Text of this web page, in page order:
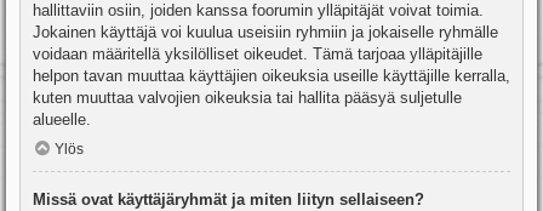
hallittaviin osiin, joiden kanssa foorumin ylläpitäjät voivat toimia.
Jokainen käyttäjä voi kuulua useisiin ryhmiin ja jokaiselle ryhmälle
voidaan määritellä yksilölliset oikeudet. Tämä tarjoaa ylläpitäjille
helpon tavan muuttaa käyttäjien oikeuksia useille käyttäjille kerralla,
kuten muuttaa valvojien oikeuksia tai hallita pääsyä suljetulle
alueelle.
Ylös
Missä ovat käyttäjäryhmät ja miten liityn sellaiseen?